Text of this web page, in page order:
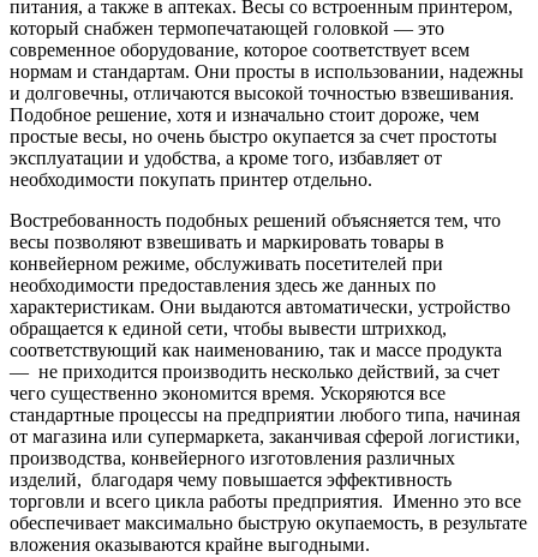
питания, а также в аптеках. Весы со встроенным принтером,
который снабжен термопечатающей головкой — это
современное оборудование, которое соответствует всем
нормам и стандартам. Они просты в использовании, надежны
и долговечны, отличаются высокой точностью взвешивания.
Подобное решение, хотя и изначально стоит дороже, чем
простые весы, но очень быстро окупается за счет простоты
эксплуатации и удобства, а кроме того, избавляет от
необходимости покупать принтер отдельно.
Востребованность подобных решений объясняется тем, что
весы позволяют взвешивать и маркировать товары в
конвейерном режиме, обслуживать посетителей при
необходимости предоставления здесь же данных по
характеристикам. Они выдаются автоматически, устройство
обращается к единой сети, чтобы вывести штрихкод,
соответствующий как наименованию, так и массе продукта
— не приходится производить несколько действий, за счет
чего существенно экономится время. Ускоряются все
стандартные процессы на предприятии любого типа, начиная
от магазина или супермаркета, заканчивая сферой логистики,
производства, конвейерного изготовления различных
изделий, благодаря чему повышается эффективность
торговли и всего цикла работы предприятия. Именно это все
обеспечивает максимально быструю окупаемость, в результате
вложения оказываются крайне выгодными.